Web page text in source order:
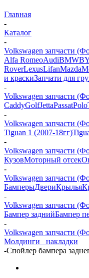
Главная
-
Каталог
-
Volkswagen запчасти
Alfa RomeoAudiBMW
RoverLexusLifanMazda
и краскиЗапчати для
-
Volkswagen запчасти
CaddyGolfJettaPassatPolo
-
Volkswagen запчасти
Tiguan 1 (2007-18гг)
-
Volkswagen запчасти
КузовМоторный отсек
-
Volkswagen запчасти
БамперыДвериКрылья
-
Volkswagen запчасти
Бампер заднийБампер
-
Volkswagen запчасти
Молдинги_ накладки
-Спойлер бампера